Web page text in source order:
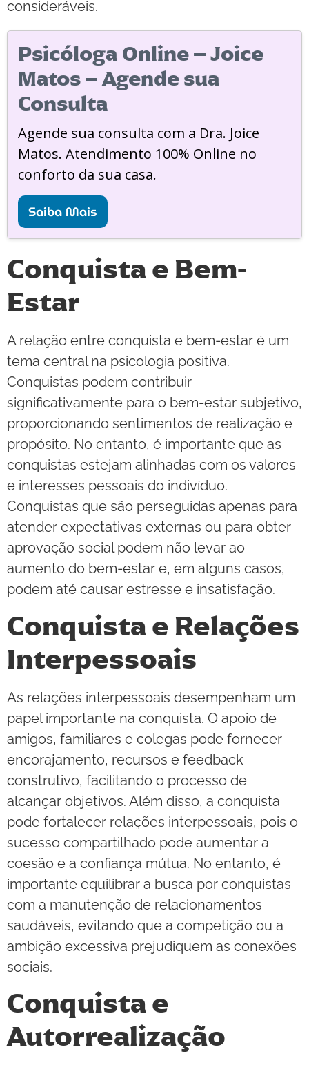
consideráveis.
Psicóloga Online – Joice
Matos – Agende sua
Consulta
Agende sua consulta com a Dra. Joice
Matos. Atendimento 100% Online no
conforto da sua casa.
Saiba Mais
Conquista e Bem-
Estar
A relação entre conquista e bem-estar é um
tema central na psicologia positiva.
Conquistas podem contribuir
significativamente para o bem-estar subjetivo,
proporcionando sentimentos de realização e
propósito. No entanto, é importante que as
conquistas estejam alinhadas com os valores
e interesses pessoais do indivíduo.
Conquistas que são perseguidas apenas para
atender expectativas externas ou para obter
aprovação social podem não levar ao
aumento do bem-estar e, em alguns casos,
podem até causar estresse e insatisfação.
Conquista e Relações
Interpessoais
As relações interpessoais desempenham um
papel importante na conquista. O apoio de
amigos, familiares e colegas pode fornecer
encorajamento, recursos e feedback
construtivo, facilitando o processo de
alcançar objetivos. Além disso, a conquista
pode fortalecer relações interpessoais, pois o
sucesso compartilhado pode aumentar a
coesão e a confiança mútua. No entanto, é
importante equilibrar a busca por conquistas
com a manutenção de relacionamentos
saudáveis, evitando que a competição ou a
ambição excessiva prejudiquem as conexões
sociais.
Conquista e
Autorrealização